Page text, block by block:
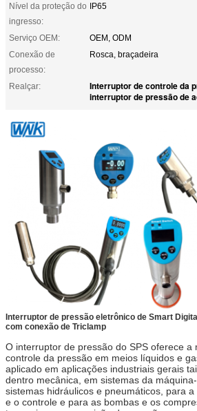
Nível da proteção do
ingresso:
IP65
Serviço OEM:
OEM, ODM
Conexão de
processo:
Rosca, braçadeira
Realçar: Interruptor de controle da
interruptor de pressão de
Interruptor de pressão eletrônico de Smart
com conexão de Triclamp
O interruptor de pressão do SPS oferece a
controle da pressão em meios líquidos e
aplicado em aplicações industriais gerais
dentro mecânica, em sistemas da
sistemas hidráulicos e pneumáticos, para
e o controle e para as bombas e os